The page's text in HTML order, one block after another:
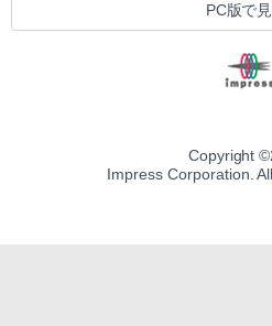
PC版で
Copyright ©
Impress Corporation.